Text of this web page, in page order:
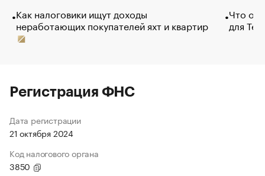
Как налоговики ищут доходы
неработающих покупателей яхт и квартир
Что
для
Регистрация ФНС
Дата регистрации
21 октября 2024
Код налогового органа
3850